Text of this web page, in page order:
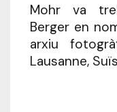
Mohr va
Berger en
arxiu
Lausanne,